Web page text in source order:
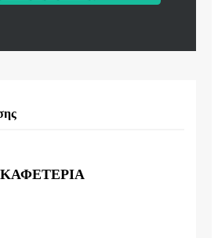
ΚΑΦΕΤΕΡΙΑ